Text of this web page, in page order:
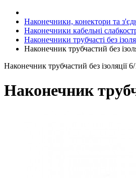
Наконечники, конектори та
Наконечники кабельні
Наконечники трубчасті без
Наконечник трубчастий без
Наконечник трубчастий без ізоляції
Наконечник